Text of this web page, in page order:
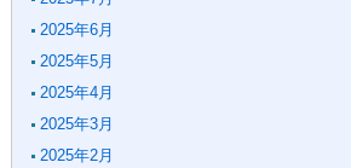
2025年6月
2025年5月
2025年4月
2025年3月
2025年2月